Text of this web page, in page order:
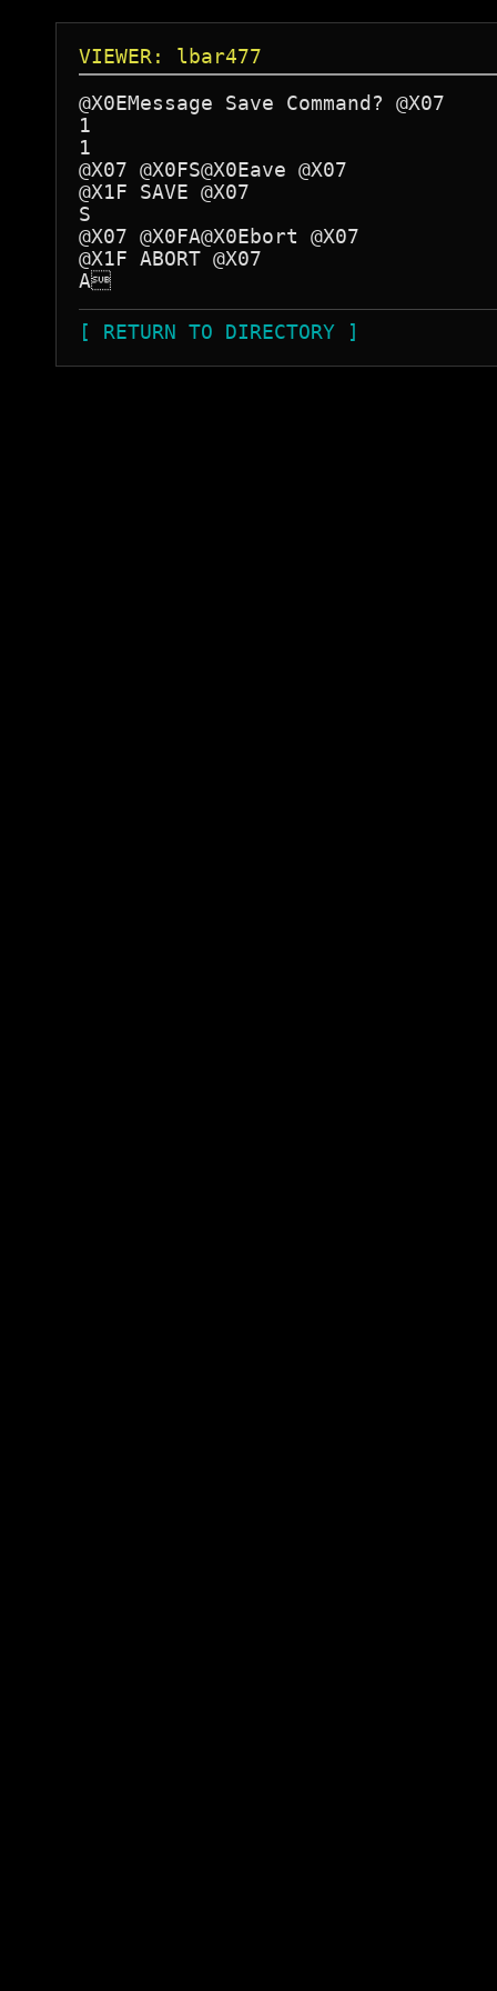
VIEWER: lbar477
@X0EMessage Save Command? @X07
1
1
@X07 @X0FS@X0Eave @X07
@X1F SAVE @X07
S
@X07 @X0FA@X0Ebort @X07
@X1F ABORT @X07
A
[ RETURN TO DIRECTORY ]